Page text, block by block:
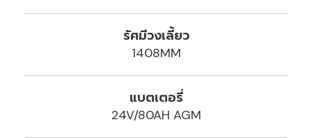
รัศมีวงเลี้ยว
1408MM
แบตเตอรี่
24V/80AH AGM